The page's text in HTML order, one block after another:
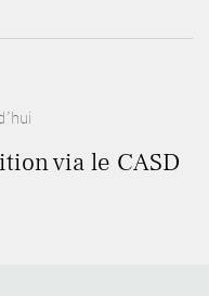
via le CASD